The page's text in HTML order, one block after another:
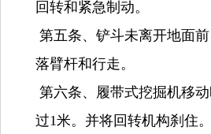
回转和紧急制动。
第五条、铲斗未离开地面
落臂杆和行走。
第六条、履带式挖掘机移
过1米。并将回转机构刹住。